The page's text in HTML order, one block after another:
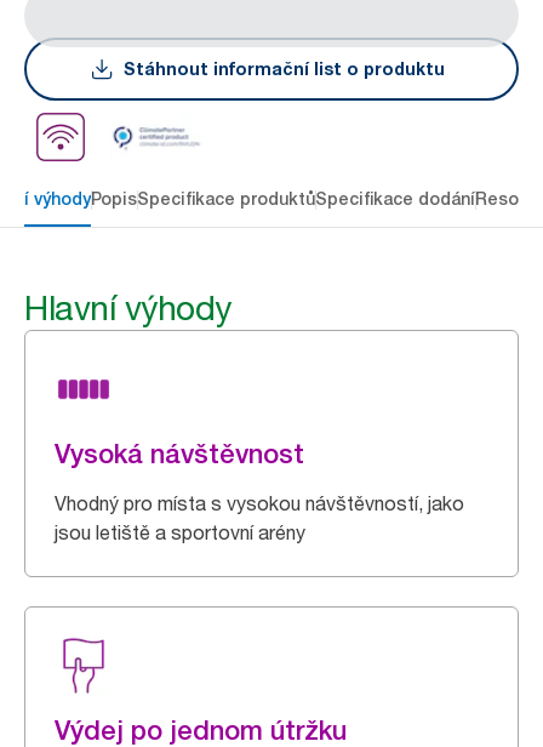
Stáhnout informační list o produktu
výhodyPopisSpecifikace produktůSpecifikace dodání
Hlavní výhody
Vysoká návštěvnost
Vhodný pro místa s vysokou návštěvností, jako
jsou letiště a sportovní arény
Výdej po jednom útržku